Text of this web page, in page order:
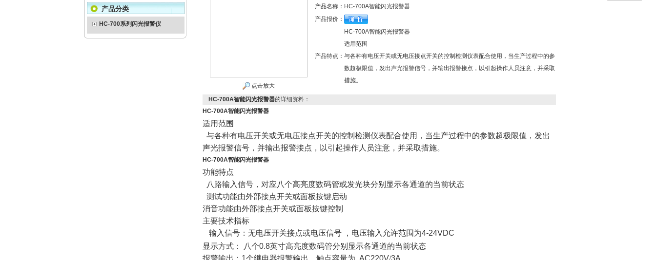
产品分类
HC-700系列闪光报警仪
点击放大
产品名称： HC-700A智能闪光报警器
产品报价：
产品特点：
HC-700A智能闪光报警器
适用范围
与各种有电压开关或无电压接点开关的控制检测仪表配合使用，当生产过程中的参
数超极限值，发出声光报警信号，并输出报警接点，以引起操作人员注意，并采取
措施。
HC-700A智能闪光报警器的详细资料：
HC-700A智能闪光报警器
适用范围
与各种有电压开关或无电压接点开关的控制检测仪表配合使用，当生产过程中的参数超极限值，发出
声光报警信号，并输出报警接点，以引起操作人员注意，并采取措施。
HC-700A智能闪光报警器
功能特点
八路输入信号，对应八个高亮度数码管或发光块分别显示各通道的当前状态
测试功能由外部接点开关或面板按键启动
消音功能由外部接点开关或面板按键控制
主要技术指标
输入信号：无电压开关接点或电压信号
，电压输入允许范围为4-24VDC
显示方式：
八个0.8英寸高亮度数码管分别显示各通道的当前状态
报警输出： 1个继电器报警输出，触点容量为 AC220V/3A